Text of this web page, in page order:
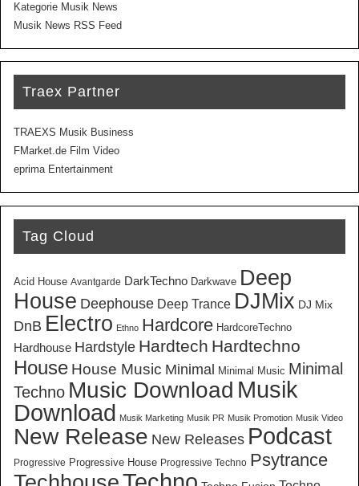
Kategorie Musik News
Musik News RSS Feed
Traex Partner
TRAEXS Musik Business
FMarket.de Film Video
eprima Entertainment
Tag Cloud
Acid House Avantgarde DarkTechno Darkwave Deep
House Deephouse Deep Trance DJMix DJ Mix
DnB Electro Ethno Hardcore HardcoreTechno
Hardhouse Hardstyle Hardtech Hardtechno
House House Music Minimal Minimal Music Minimal
Techno Music Download Musik
Download Musik Marketing Musik PR Musik Promotion Musik Video
New Release New Releases Podcast
Progressive Progressive House Progressive Techno Psytrance